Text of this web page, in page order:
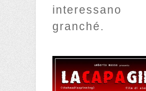
interessano
granché.